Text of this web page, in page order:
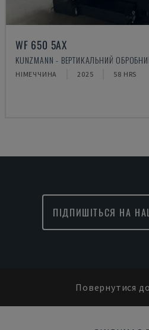
WF 650 5AX
KUNZMANN - ВЕРТИКАЛЬНИЙ
НІМЕЧЧИНА 2025 58 HRS
ПІДПИШІТЬСЯ НА
Повернутися